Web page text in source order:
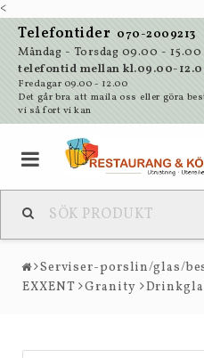
<
Telefontider 070-2009213
Måndag - Torsdag 09.00 - 15.00
telefontid mellan kl.09.00-
Fredagar 09.00 - 12.00
Det går bra att maila oss eller göra
vi så fort vi kan
Serviser-porslin/glas/
EXXENT Granity